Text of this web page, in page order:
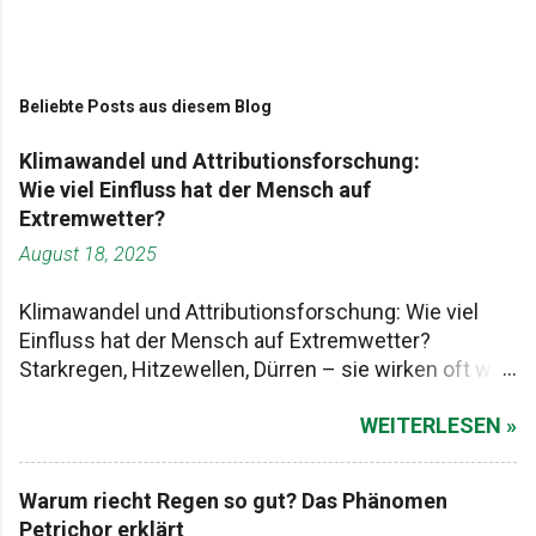
Beliebte Posts aus diesem Blog
Klimawandel und Attributionsforschung:
Wie viel Einfluss hat der Mensch auf
Extremwetter?
August 18, 2025
Klimawandel und Attributionsforschung: Wie viel
Einfluss hat der Mensch auf Extremwetter?
Starkregen, Hitzewellen, Dürren – sie wirken oft wie
das so? Oder steckt mehr dahinter? Genau hier
fliegt: Attributionsforschung . Das klingt erstmal
WEITERLESEN »
Warum riecht Regen so gut? Das Phänomen
Petrichor erklärt